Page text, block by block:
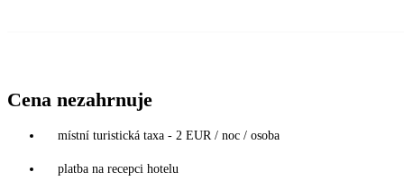
Cena nezahrnuje
místní turistická taxa - 2 EUR / noc / osoba
platba na recepci hotelu